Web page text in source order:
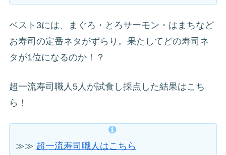
ベスト3には、まぐろ・とろサーモン・はまちなど
お寿司の定番ネタがずらり。果たしてどの寿司ネ
タが1位になるのか！？
超一流寿司職人5人が試食し採点した結果はこち
ら！
≫≫ 超一流寿司職人はこちら